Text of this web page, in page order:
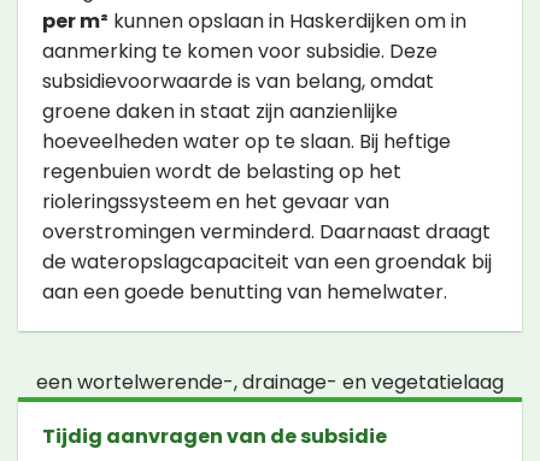
per m² kunnen opslaan in Haskerdijken om in
aanmerking te komen voor subsidie. Deze
subsidievoorwaarde is van belang, omdat
groene daken in staat zijn aanzienlijke
hoeveelheden water op te slaan. Bij heftige
regenbuien wordt de belasting op het
rioleringssysteem en het gevaar van
overstromingen verminderd. Daarnaast draagt
de wateropslagcapaciteit van een groendak bij
aan een goede benutting van hemelwater.
een wortelwerende-, drainage- en vegetatielaag
Tijdig aanvragen van de subsidie